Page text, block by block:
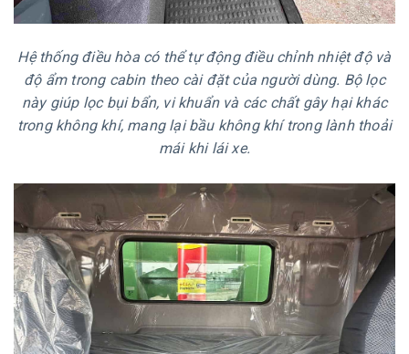
Hệ thống điều hòa có thể tự động điều chỉnh nhiệt độ và
độ ẩm trong cabin theo cài đặt của người dùng. Bộ lọc
này giúp lọc bụi bẩn, vi khuẩn và các chất gây hại khác
trong không khí, mang lại bầu không khí trong lành thoải
mái khi lái xe.